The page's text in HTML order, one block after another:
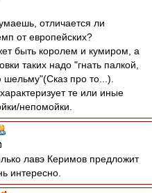
отличается ли
от европейских?
быть королем и кумиром, а
таких надо "гнать палкой,
про то...).
те или иные
непомойки.
лавэ Керимов предложит
интересно.